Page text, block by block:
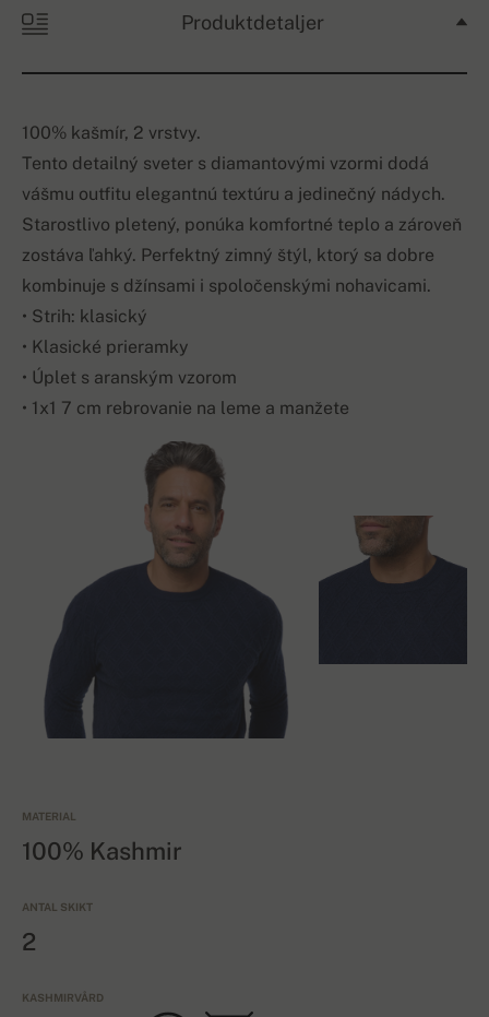
Produktdetaljer
100% kašmír, 2 vrstvy.
Tento detailný sveter s diamantovými vzormi dodá
vášmu outfitu elegantnú textúru a jedinečný nádych.
Starostlivo pletený, ponúka komfortné teplo a zároveň
zostáva ľahký. Perfektný zimný štýl, ktorý sa dobre
kombinuje s džínsami i spoločenskými nohavicami.
• Strih: klasický
• Klasické prieramky
• Úplet s aranským vzorom
• 1x1 7 cm rebrovanie na leme a manžete
MATERIAL
100% Kashmir
ANTAL SKIKT
2
KASHMIRVÅRD